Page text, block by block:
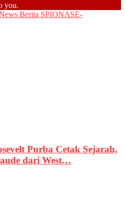
you.
SPIONASE-
Purba Cetak Sejarah,
dari West…